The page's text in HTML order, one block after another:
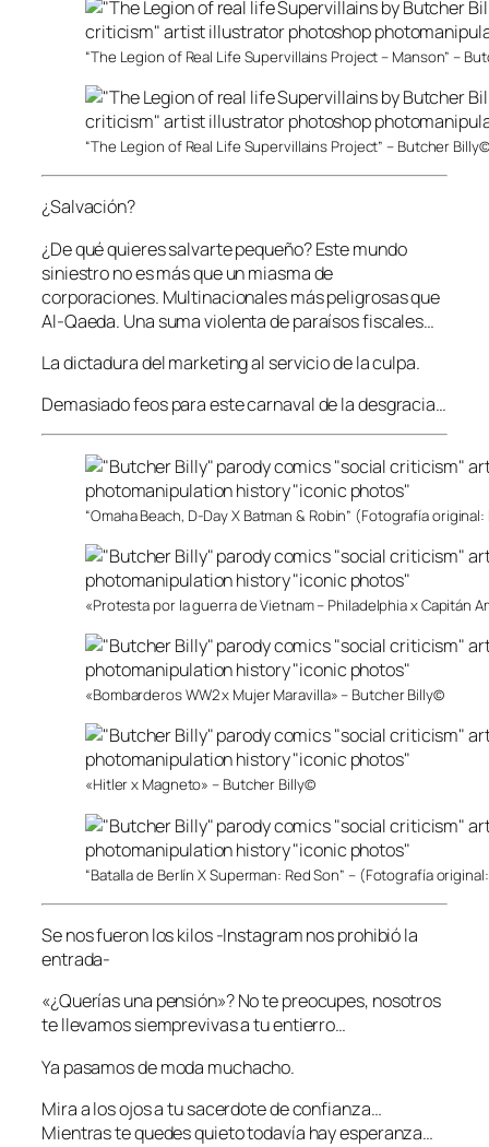
“The Legion of Real Life Supervillains Project – Manson” –
“The Legion of Real Life Supervillains Project” – Butcher Billy©
¿Salvación?
¿De qué quieres salvarte pequeño? Este mundo
siniestro no es más que un miasma de
corporaciones. Multinacionales más peligrosas que
Al-Qaeda. Una suma violenta de paraísos fiscales…
La dictadura del marketing al servicio de la culpa.
Demasiado feos para este carnaval de la desgracia…
“Omaha Beach, D-Day X Batman & Robin” (Fotografía
«Protesta por la guerra de Vietnam – Philadelphia x Capitán
«Bombarderos WW2 x Mujer Maravilla» – Butcher Billy©
«Hitler x Magneto» – Butcher Billy©
“Batalla de Berlín X Superman: Red Son” – (Fotografía
Se nos fueron los kilos -Instagram nos prohibió la
entrada-
«¿Querías una pensión»? No te preocupes, nosotros
te llevamos siemprevivas a tu entierro…
Ya pasamos de moda muchacho.
Mira a los ojos a tu sacerdote de confianza…
Mientras te quedes quieto todavía hay esperanza…